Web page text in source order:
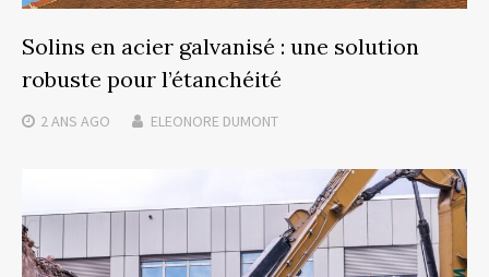
Solins en acier galvanisé : une solution
robuste pour l’étanchéité
2 ANS AGO ELEONORE DUMONT